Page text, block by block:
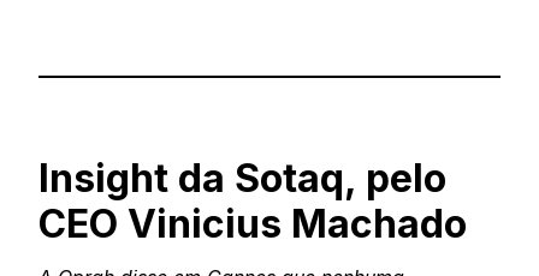
Insight da Sotaq, pelo
CEO Vinicius Machado